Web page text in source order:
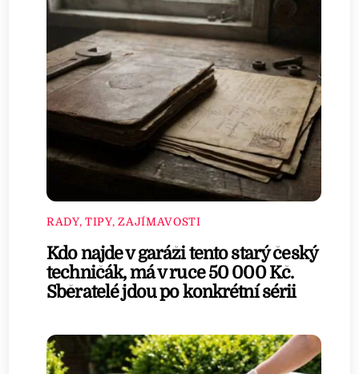
RADY, TIPY, ZAJÍMAVOSTI
Kdo najde v garáži tento starý český
techničák, má v ruce 50 000 Kč.
Sběratelé jdou po konkrétní sérii